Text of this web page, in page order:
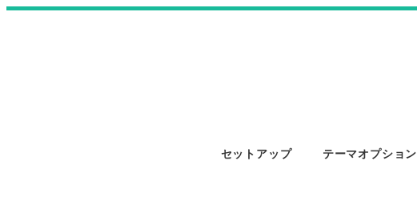
セットアップ テーマオプション